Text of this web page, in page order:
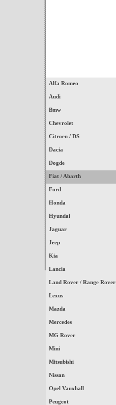
Alfa Romeo
Audi
Bmw
Chevrolet
Citroen / DS
Dacia
Dogde
Fiat / Abarth
Ford
Honda
Hyundai
Jaguar
Jeep
Kia
Lancia
Land Rover / Range Rover
Lexus
Mazda
Mercedes
MG Rover
Mini
Mitsubishi
Nissan
Opel Vauxhall
Peugeot